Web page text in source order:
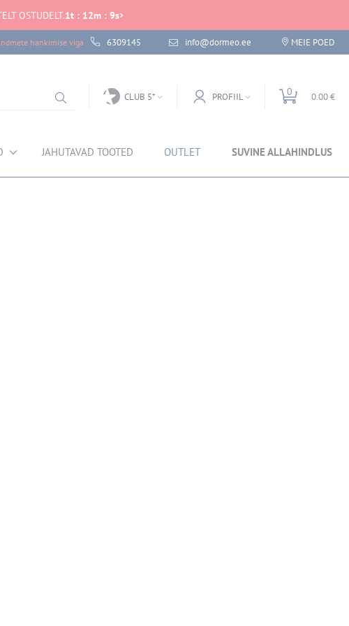
OSTUDELT.1t : 12m : 9s
hankimise viga 6309145 info@dormeo.ee MEIE POED
CLUB 5* PROFIIL 0 0.00 €
JAHUTAVAD TOOTED OUTLET SUVINE ALLAHINDLUS